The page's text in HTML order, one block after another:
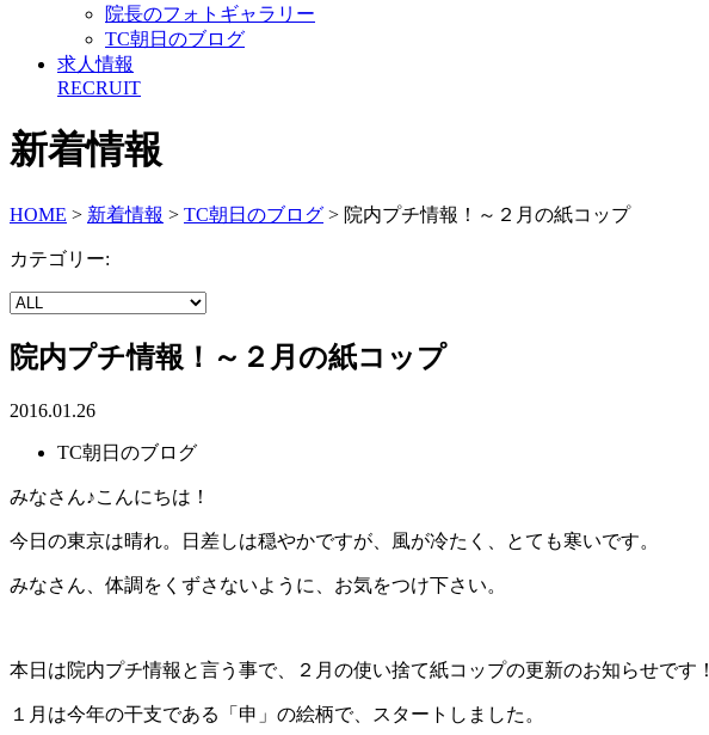
院長のフォトギャラリー
TC朝日のブログ
求人情報
RECRUIT
新着情報
HOME > 新着情報 > TC朝日のブログ > 院内プチ情報！～２月の紙コップ
カテゴリー:
院内プチ情報！～２月の紙コップ
2016.01.26
TC朝日のブログ
みなさん♪こんにちは！
今日の東京は晴れ。日差しは穏やかですが、風が冷たく、とても寒いです。
みなさん、体調をくずさないように、お気をつけ下さい。
本日は院内プチ情報と言う事で、２月の使い捨て紙コップの更新のお知らせです！
１月は今年の干支である「申」の絵柄で、スタートしました。